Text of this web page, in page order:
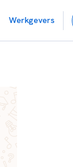
Werkgevers